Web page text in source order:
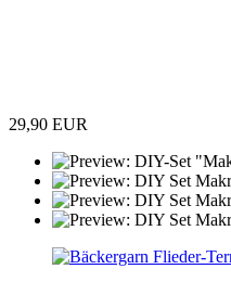
29,90 EUR